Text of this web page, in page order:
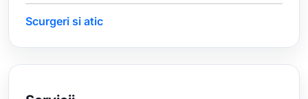
Scurgeri si atic